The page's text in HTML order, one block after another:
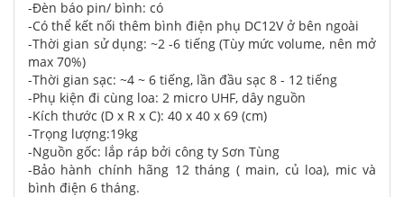
-Đèn báo pin/ bình: có
-Có thể kết nối thêm bình điện phụ DC12V ở bên ngoài
-Thời gian sử dụng: ~2 -6 tiếng (Tùy mức volume, nên mở
max 70%)
-Thời gian sạc: ~4 ~ 6 tiếng, lần đầu sạc 8 - 12 tiếng
-Phụ kiện đi cùng loa: 2 micro UHF, dây nguồn
-Kích thước (D x R x C): 40 x 40 x 69 (cm)
-Trọng lượng:19kg
-Nguồn gốc: lắp ráp bởi công ty Sơn Tùng
-Bảo hành chính hãng 12 tháng ( main, củ loa), mic và
bình điện 6 tháng.